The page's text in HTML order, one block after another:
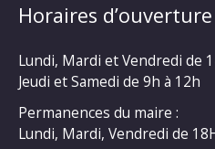
Horaires
Lundi, Mardi et Vendredi de
Jeudi et Samedi de 9h à 12h
Permanences du maire :
Lundi, Mardi, Vendredi de